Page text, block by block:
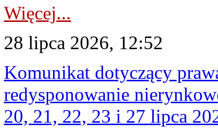
Więcej...
28 lipca 2026, 12:52
Komunikat dotyczący
redysponowanie
20, 21, 22, 23 i 27 lipca